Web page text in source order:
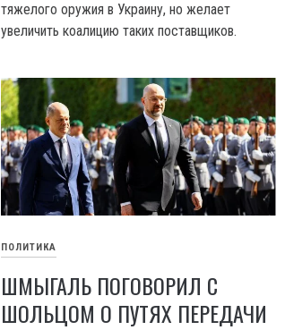
тяжелого оружия в Украину, но желает
увеличить коалицию таких поставщиков.
ПОЛИТИКА
ШМЫГАЛЬ ПОГОВОРИЛ С
ШОЛЬЦОМ О ПУТЯХ ПЕРЕДАЧИ